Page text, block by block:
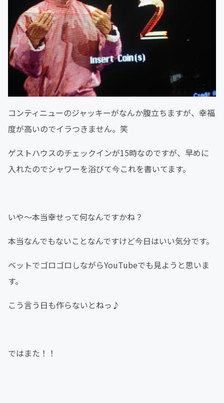
コンティニューのジャッキーがなんか腹立ちますが、幸福
度が高いのでイラつきません。笑
ゲストハウスのチェックインが15時なのですが、早めに
入れたのでシャワーを浴びて今これを書いてます。
いや〜本当幸せって何なんですかね？
本当なんでもないことなんですけど今日はいい気分です。
ベットでゴロゴロしながらYouTubeでも見ようと思いま
す。
こう言う日も作らないとねっ♪
ではまた！！